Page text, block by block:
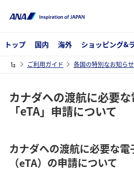
トップ 国内 海外 ショッピング&
ご利用ガイド 各国の特別なお知らせ
カナダへの渡航に必要
「eTA」申請について
カナダへの渡航に必要な電
（eTA）の申請について